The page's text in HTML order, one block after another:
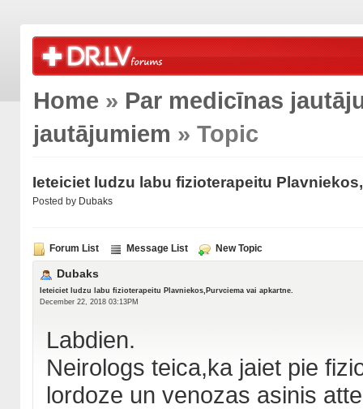
Home » Par medicīnas
jautājumiem » Topic
Ieteiciet ludzu labu fizioterapeitu
Posted by Dubaks
Forum List Message List New Topic
Dubaks
Ieteiciet ludzu labu fizioterapeitu Plavniekos,Purvciema vai apkartne.
December 22, 2018 03:13PM
Labdien.
Neirologs teica,ka jaiet pie
lordoze un venozas asinis